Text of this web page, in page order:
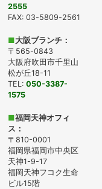
2555
FAX: 03-5809-2561
■大阪ブランチ：
〒565-0843
大阪府吹田市千里山
松が丘18-11
TEL:050-3387-
1575
■福岡天神オフィ
ス：
〒810-0001
福岡県福岡市中央区
天神1-9-17
福岡天神フコク生命
ビル15階